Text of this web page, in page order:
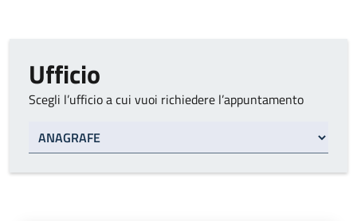
Ufficio
Scegli l’ufficio a cui vuoi richiedere l’appuntamento